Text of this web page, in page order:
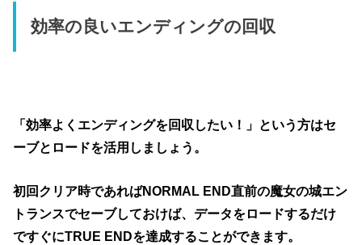
効率の良いエンディングの回収
「効率よくエンディングを回収したい！」という方はセ
ーブとロードを活用しましょう。
初回クリア時であればNORMAL END直前の魔女の城エン
トランスでセーブしておけば、データをロードするだけ
ですぐにTRUE ENDを達成することができます。